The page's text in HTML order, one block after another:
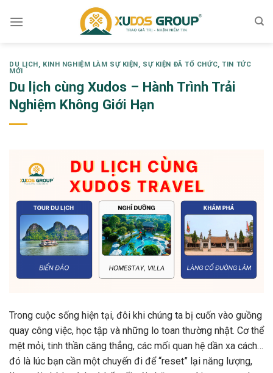
DU LỊCH, KINH NGHIỆM LÀM SỰ KIỆN, SỰ KIỆN ĐÃ TỔ CHỨC,TIN TỨC
MỚI
Du lịch cùng Xudos – Hành Trình Trải
Nghiệm Không Giới Hạn
Trong cuộc sống hiện tại, đôi khi chúng ta bị cuốn vào guồng
quay công việc, học tập và những lo toan thường nhật. Cơ thể
mệt mỏi, tinh thần căng thẳng, các mối quan hệ dần xa cách…
đó là lúc bạn cần một chuyến đi để “reset” lại năng lượng,